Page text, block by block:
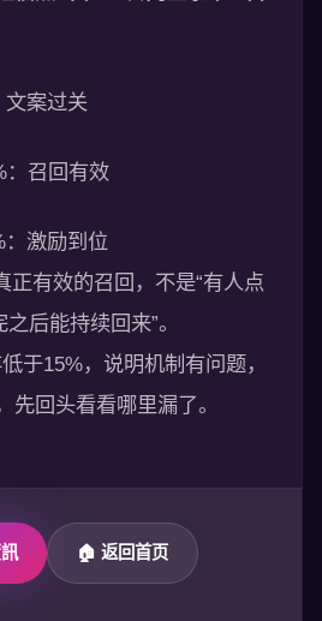
文案过关
：召回有效
激励到位
正有效的召回，不是“有人点
后能持续回来”。
于15%，说明机制有问题，
先回头看看哪里漏了。
🏠 返回首页